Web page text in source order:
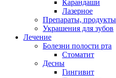
Карандаши
Лазерное
Препараты, продукты
Украшения для зубов
Лечение
Болезни полости рта
Стоматит
Десны
Гингивит